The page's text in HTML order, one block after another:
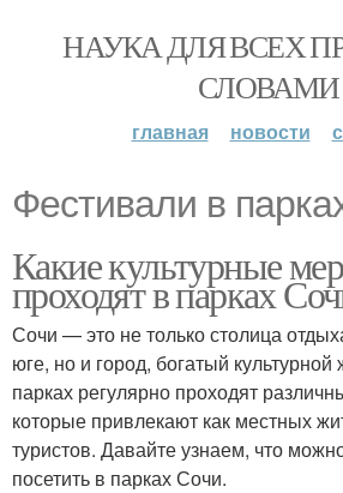
НАУКА ДЛЯ ВСЕХ
СЛОВАМИ
главная новости
Фестивали в
Какие культурные
проходят в парках
Сочи — это не только столица
юге, но и город, богатый
парках регулярно проходят
которые привлекают как местных
туристов. Давайте узнаем, что
посетить в парках Сочи.